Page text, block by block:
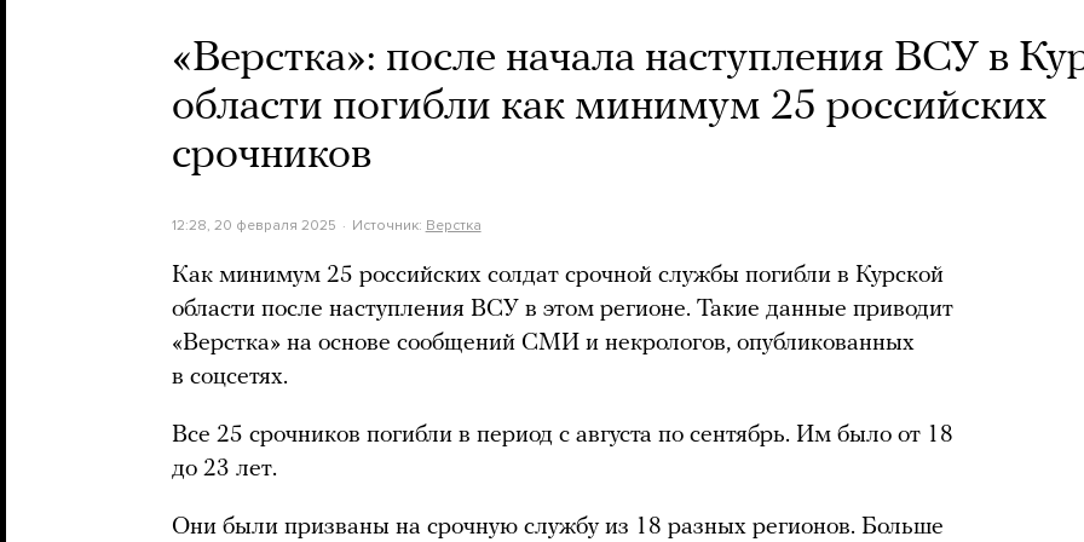
«Верстка»: после начала наступления ВСУ в
области погибли как минимум 25 российских
срочников
12:28, 20 февраля 2025 Источник: Верстка
Как минимум 25 российских солдат срочной службы погибли в Курской
области после наступления ВСУ в этом регионе. Такие данные приводит
«Верстка» на основе сообщений СМИ и некрологов, опубликованных
в соцсетях.
Все 25 срочников погибли в период с августа по сентябрь. Им было от 18
до 23 лет.
Они были призваны на срочную службу из 18 разных регионов. Больше